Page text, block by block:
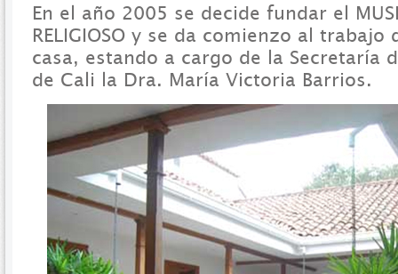
En el año 2005 se decide fundar el
RELIGIOSO y se da comienzo al
casa, estando a cargo de la Secretaría
de Cali la Dra. María Victoria Barrios.